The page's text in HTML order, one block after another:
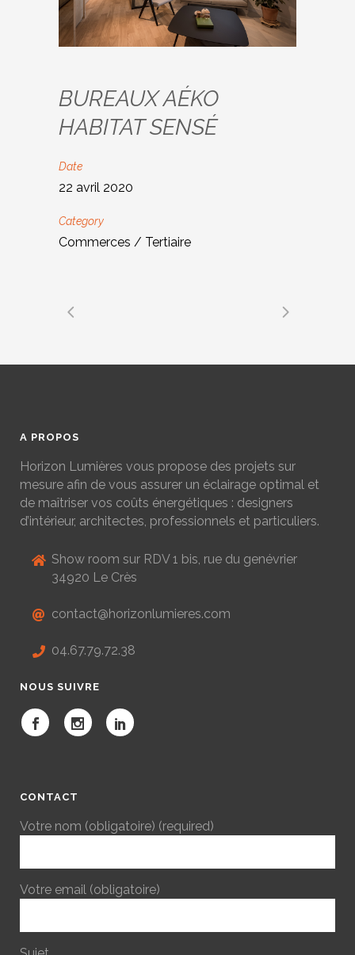
BUREAUX AÉKO
HABITAT SENSÉ
Date
22 avril 2020
Category
Commerces / Tertiaire
A PROPOS
Horizon Lumières vous propose des projets sur
mesure afin de vous assurer un éclairage optimal et
de maîtriser vos coûts énergétiques : designers
d’intérieur, architectes, professionnels et particuliers.
Show room sur RDV 1 bis, rue du genévrier
34920 Le Crès
contact@horizonlumieres.com
04.67.79.72.38
NOUS SUIVRE
CONTACT
Votre nom (obligatoire) (required)
Votre email (obligatoire)